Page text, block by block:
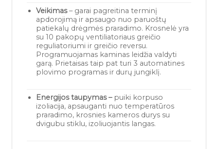
Veikimas– garai pagreitina terminį
apdorojimą ir apsaugo nuo paruoštų
patiekalų drėgmės praradimo. Krosnelė yra
su 10 pakopų ventiliatoriaus greičio
reguliatoriumi ir greičio reversu.
Programuojamas kaminas leidžia valdyti
garą. Prietaisas taip pat turi 3 automatines
plovimo programas ir durų jungiklį.
Energijos taupymas –puiki korpuso
izoliacija, apsauganti nuo temperatūros
praradimo, krosnies kameros durys su
dvigubu stiklu, izoliuojantis langas.